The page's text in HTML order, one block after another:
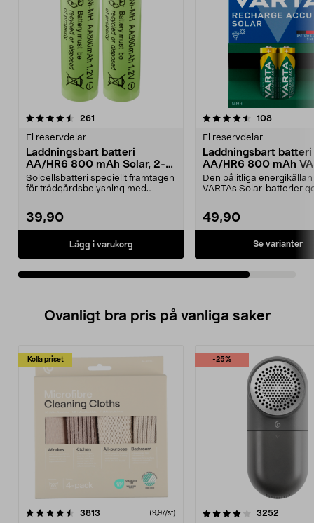
261
El reservdelar
Laddningsbart batteri
AA/HR6 800 mAh Solar, 2-
pack
Solcellsbatteri speciellt framtagen
för trädgårdsbelysning med
39,90
Lägg i varukorg
4.5av 5 stjärnor 108
El reservdelar
Laddningsbart batteri
AA/HR6 800 mAh
Solar
Den pålitliga
VARTAs Solar-batterier
49,90
Se varianter
Ovanligt bra pris på vanliga saker
Kolla priset
3813 (9,97/st)
-25%
4.0av 5 stjärnor 3252
4.5av 5 stjärnor